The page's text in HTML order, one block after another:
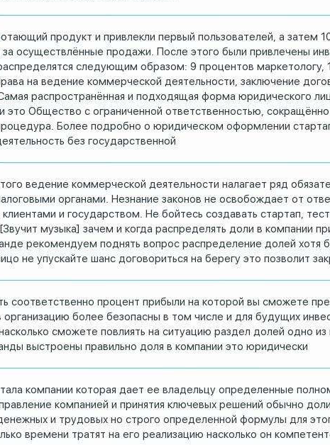
продукт и привлекли первый пользователей, а затем
за осуществлённые продажи. После этого были привлечены
следующим образом: 9 процентов маркетологу,
на ведение коммерческой деятельности, заключение
распространённая и подходящая форма юридического
это Общество с ограниченной ответственностью,
Более подробно о юридическом оформлении
без государственной
ведение коммерческой деятельности налагает ряд
органами. Незнание законов не освобождает от
и государством. Не бойтесь создавать стартап,
[Звучит музыка] зачем и когда распределять доли в компании
рекомендуем поднять вопрос распределение долей хотя
не упускайте шанс договориться на берегу это позволит
соответственно процент прибыли на которой вы сможете
более безопасны в том числе и для будущих
сможете повлиять на ситуацию раздел долей одно из
выстроены правильно доля в компании это юридически
компании которая дает ее владельцу определенные
компанией и принятия ключевых решений обычно
и трудовых но строго определенной формулы для
времени тратят на его реализацию насколько он